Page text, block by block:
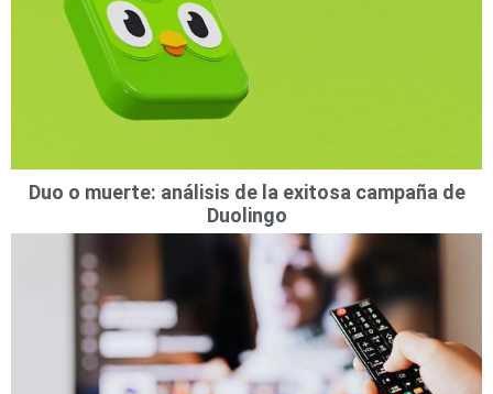
Duo o muerte: análisis de la exitosa campaña de
Duolingo